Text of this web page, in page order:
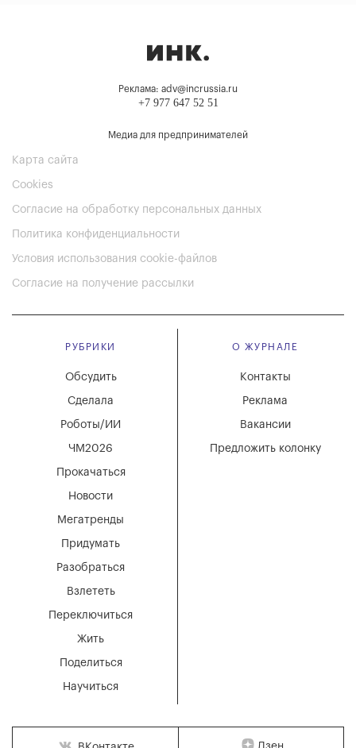
Реклама: adv@incrussia.ru
+7 977 647 52 51
Медиа для предпринимателей
Карта сайта
Cookies
Согласие на обработку персональных данных
Политика конфиденциальности
Условия использования cookie-файлов
Согласие на получение рассылки
РУБРИКИ
Мегатренды
Придумать
Разобраться
Взлететь
Новости
Переключиться
Жить
Поделиться
Научиться
Обсудить
Сделала
Роботы/ИИ
ЧМ2026
Прокачаться
О ЖУРНАЛЕ
Вакансии
Реклама
Контакты
Предложить колонку